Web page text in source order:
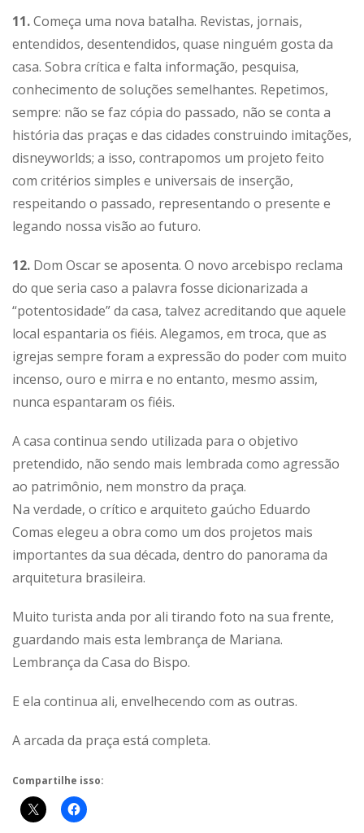
11.Começa uma nova batalha. Revistas, jornais,
entendidos, desentendidos, quase ninguém gosta da
casa. Sobra crítica e falta informação, pesquisa,
conhecimento de soluções semelhantes. Repetimos,
sempre: não se faz cópia do passado, não se conta a
história das praças e das cidades construindo imitações,
disneyworlds; a isso, contrapomos um projeto feito
com critérios simples e universais de inserção,
respeitando o passado, representando o presente e
legando nossa visão ao futuro.
12. Dom Oscar se aposenta. O novo arcebispo reclama
do que seria caso a palavra fosse dicionarizada a
“potentosidade” da casa, talvez acreditando que aquele
local espantaria os fiéis. Alegamos, em troca, que as
igrejas sempre foram a expressão do poder com muito
incenso, ouro e mirra e no entanto, mesmo assim,
nunca espantaram os fiéis.
A casa continua sendo utilizada para o objetivo
pretendido, não sendo mais lembrada como agressão
ao patrimônio, nem monstro da praça.
Na verdade, o crítico e arquiteto gaúcho Eduardo
Comas elegeu a obra como um dos projetos mais
importantes da sua década, dentro do panorama da
arquitetura brasileira.
Muito turista anda por ali tirando foto na sua frente,
guardando mais esta lembrança de Mariana.
Lembrança da Casa do Bispo.
E ela continua ali, envelhecendo com as outras.
A arcada da praça está completa.
Compartilhe isso: